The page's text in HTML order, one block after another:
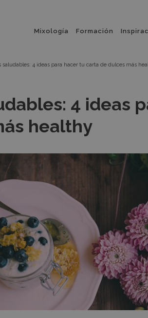
principal
Mixología Formación
saludables: 4 ideas para hacer tu carta de dulces más
4 ideas
healthy